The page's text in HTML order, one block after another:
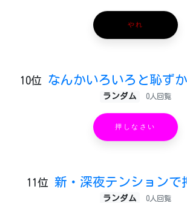
やれ
10位 なんかいろいろと恥ず
ランダム 0人回覧
押しなさい
11位 新・深夜テンションで
ランダム 0人回覧